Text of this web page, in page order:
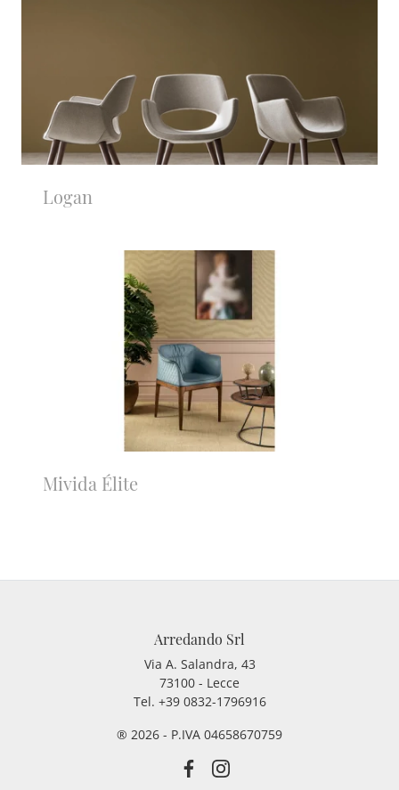
Logan
Mivida Élite
Arredando Srl
Via A. Salandra, 43
73100 - Lecce
Tel. +39 0832-1796916
® 2026 - P.IVA 04658670759